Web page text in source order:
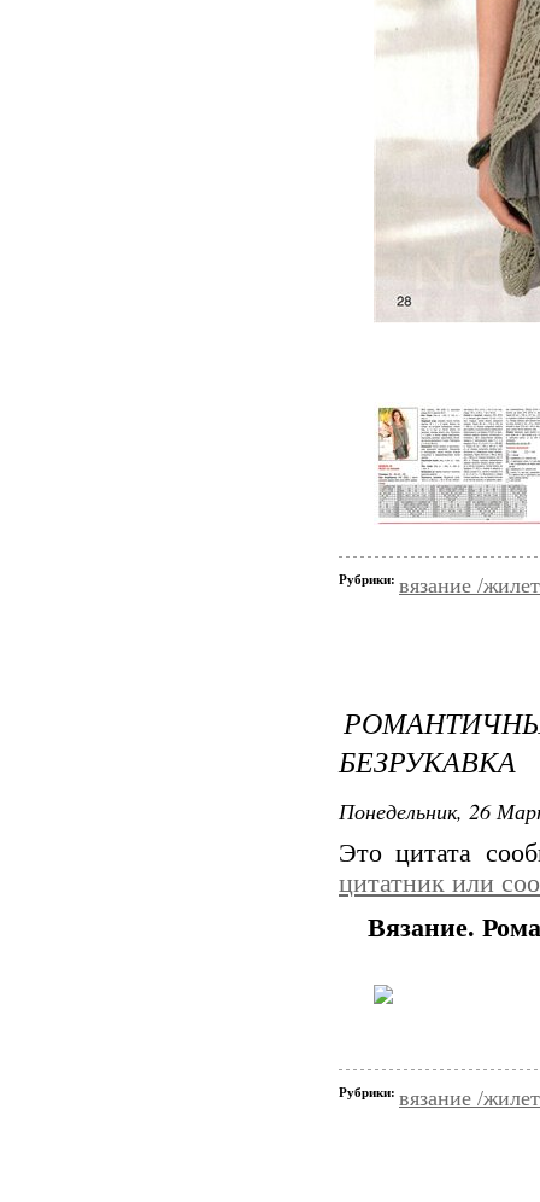
Рубрики: вязание /
БЕЗРУКАВКА
Понедельник, 26
Это цитата
цитатник или
Вязание.
Рубрики: вязание /